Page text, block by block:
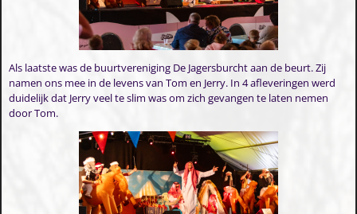
Als laatste was de buurtvereniging De Jagersburcht aan de beurt. Zij
namen ons mee in de levens van Tom en Jerry. In 4 afleveringen werd
duidelijk dat Jerry veel te slim was om zich gevangen te laten nemen
door Tom.